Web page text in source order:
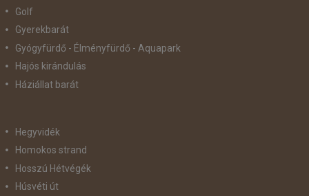
Golf
Gyerekbarát
Gyógyfürdő - Élményfürdő - Aquapark
Hajós kirándulás
Háziállat barát
Hegyvidék
Homokos strand
Hosszú Hétvégék
Húsvéti út